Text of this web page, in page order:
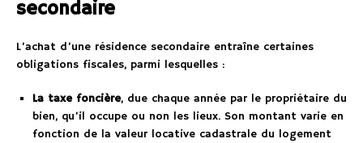
secondaire
L’achat d’une résidence secondaire entraîne certaines
obligations fiscales, parmi lesquelles :
La taxe foncière, due chaque année par le propriétaire du
bien, qu’il occupe ou non les lieux. Son montant varie en
fonction de la valeur locative cadastrale du logement